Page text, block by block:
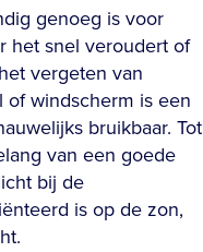
genoeg is voor
het snel veroudert of
vergeten van
windscherm is een
bruikbaar. Tot
van een goede
bij de
is op de zon,